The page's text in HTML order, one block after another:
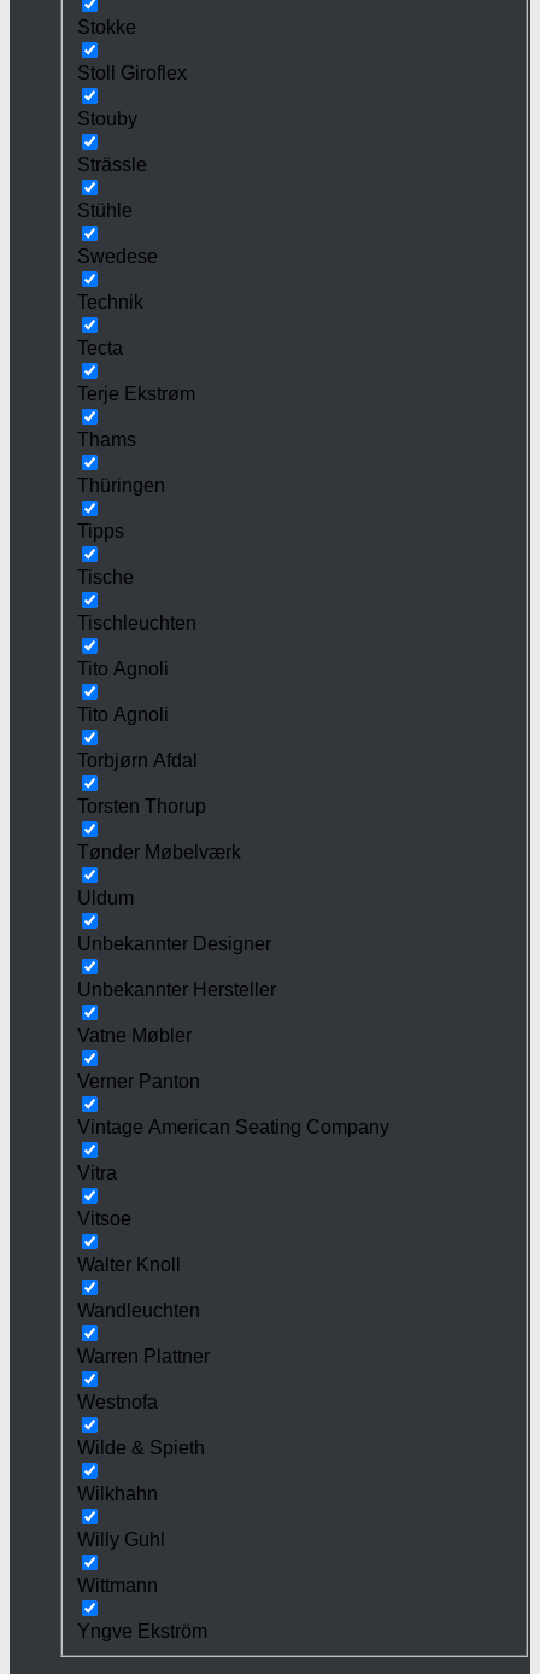
Stokke
Stoll Giroflex
Stouby
Strässle
Stühle
Swedese
Technik
Tecta
Terje Ekstrøm
Thams
Thüringen
Tipps
Tische
Tischleuchten
Tito Agnoli
Tito Agnoli
Torbjørn Afdal
Torsten Thorup
Tønder Møbelværk
Uldum
Unbekannter Designer
Unbekannter Hersteller
Vatne Møbler
Verner Panton
Vintage American Seating Company
Vitra
Vitsoe
Walter Knoll
Wandleuchten
Warren Plattner
Westnofa
Wilde & Spieth
Wilkhahn
Willy Guhl
Wittmann
Yngve Ekström